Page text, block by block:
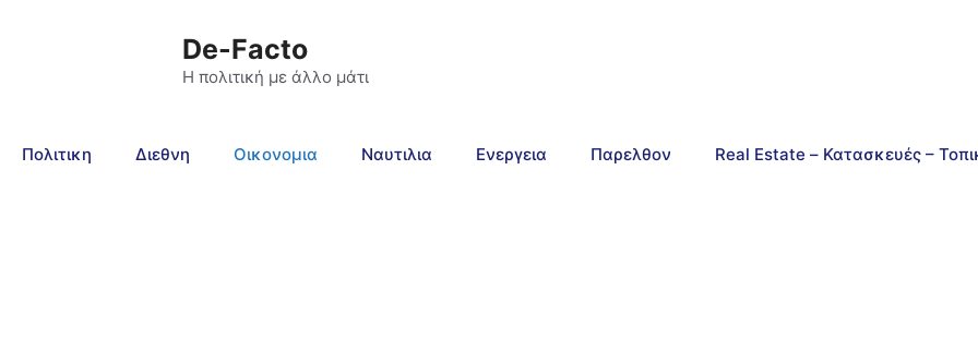
De-Facto
Η πολιτική με άλλο μάτι
Πολιτικη Διεθνη Οικονομια Ναυτιλια Ενεργεια Παρελθον Real Estate – Κατασκευές –